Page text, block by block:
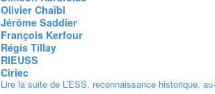
Olivier Chaïbi
Jérôme Saddier
François Kerfour
Régis Tillay
RIEUSS
Ciriec
Lire la suite de L’ESS, reconnaissance historique,